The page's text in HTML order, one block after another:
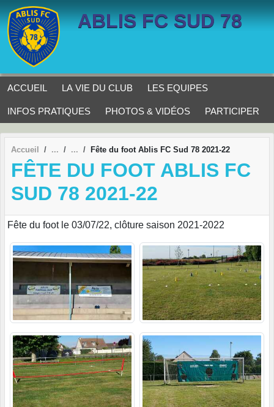
ABLIS FC SUD 78
ACCUEIL LA VIE DU CLUB LES EQUIPES
INFOS PRATIQUES PHOTOS & VIDÉOS PARTICIPER
Accueil Fête du foot Ablis FC Sud 78 2021-22
FÊTE DU FOOT ABLIS FC
SUD 78 2021-22
Fête du foot le 03/07/22, clôture saison 2021-2022
Panneau de gestion des cookies